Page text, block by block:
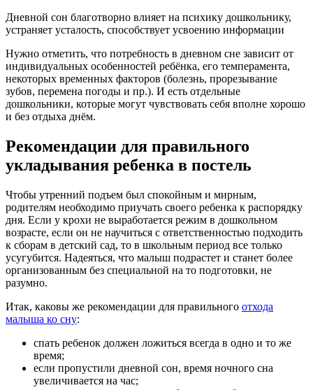
Дневной сон благотворно влияет на психику дошкольнику,
устраняет усталость, способствует усвоению информации
Нужно отметить, что потребность в дневном сне зависит от
индивидуальных особенностей ребёнка, его темперамента,
некоторых временных факторов (болезнь, прорезывание
зубов, перемена погоды и пр.). И есть отдельные
дошкольники, которые могут чувствовать себя вполне хорошо
и без отдыха днём.
Рекомендации для правильного
укладывания ребенка в постель
Чтобы утренний подъем был спокойным и мирным,
родителям необходимо приучать своего ребенка к распорядку
дня. Если у крохи не выработается режим в дошкольном
возрасте, если он не научиться с ответственностью подходить
к сборам в детский сад, то в школьным период все только
усугубится. Надеяться, что малыш подрастет и станет более
организованным без специальной на то подготовки, не
разумно.
Итак, каковы же рекомендации для правильного отхода
малыша ко сну:
спать ребенок должен ложиться всегда в одно и то же
время;
если пропустили дневной сон, время ночного сна
увеличивается на час;